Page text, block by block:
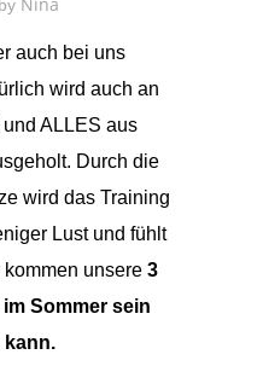
by Nina
auch bei uns
wird auch an
ALLES aus
Durch die
wird das Training
Lust und fühlt
unsere 3
Sommer sein
kann.